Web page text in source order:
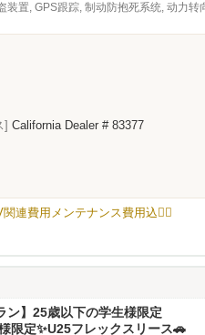
装置, GPS跟踪, 制动防抱死系统, 动力转
] California Dealer # 83377
連費用メンテナンス費用込❤️‍🔥
ン】25歳以下の学生様限定
限定✨U25フレックスリース🚗